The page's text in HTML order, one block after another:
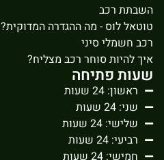
השבתת רכב
טוטאל לוס - מה ההגדרה המדוקית?
רכב חשמלי סיני
איך להיות סוחר רכב מצליח?
שעות פתיחה
ראשון: 24 שעות
שני: 24 שעות
שלישי: 24 שעות
רביעי: 24 שעות
חמישי: 24 שעות